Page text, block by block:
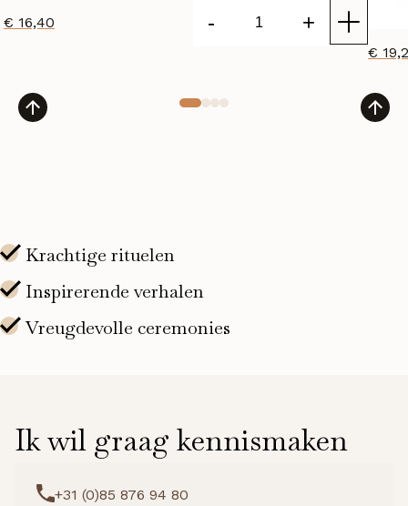
€ 16,40 -
VITA-
Mask
+
€
Ik wil graag kennismaken
+31 (0)85 876 94 80